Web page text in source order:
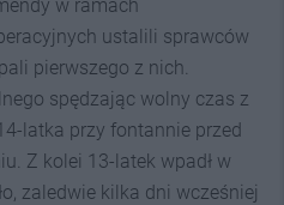
w ramach
ustalili sprawców
pierwszego z nich.
spędzając wolny czas z
latka przy fontannie przed
Z kolei 13-latek wpadł w
zaledwie kilka dni wcześniej